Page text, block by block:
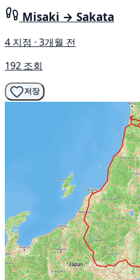
Misaki → Sakata
4 지점 · 3개월 전
192 조회
저장